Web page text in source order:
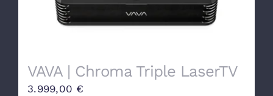
VAVA | Chroma Triple LaserTV
3.999,00 €